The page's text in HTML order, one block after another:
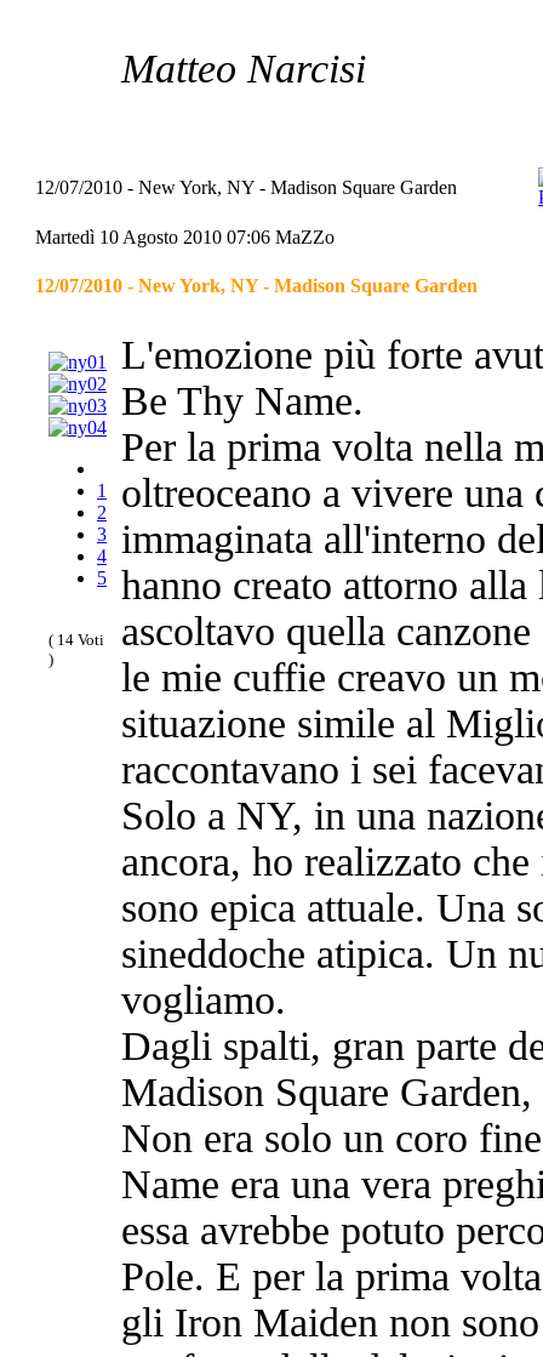
Matteo Narcisi
12/07/2010 - New York, NY - Madison Square Garden
Martedì 10 Agosto 2010 07:06 MaZZo
12/07/2010 - New York, NY - Madison Square Garden
1
2
3
4
5
( 14 Voti
)
L'emozione più forte
Be Thy Name.
Per la prima volta nella
oltreoceano a vivere
immaginata all'interno
hanno creato attorno
ascoltavo quella
le mie cuffie creavo un
situazione simile al
raccontavano i sei
Solo a NY, in una
ancora, ho realizzato
sono epica attuale. Una
sineddoche atipica. Un
vogliamo.
Dagli spalti, gran parte
Madison Square
Non era solo un coro
Name era una vera
essa avrebbe potuto
Pole. E per la prima
gli Iron Maiden non